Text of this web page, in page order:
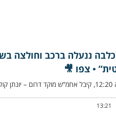
ננעלה ברכב וחולצה
• צפו 🎥